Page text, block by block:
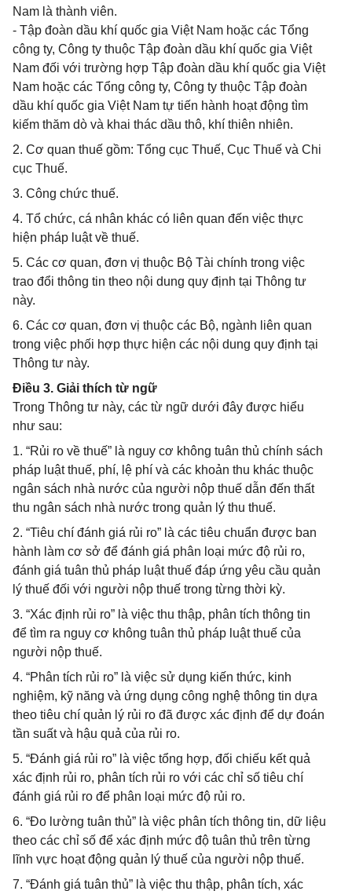
Nam là thành viên.
- Tập đoàn dầu khí quốc gia Việt Nam hoặc các Tổng
công ty, Công ty thuộc Tập đoàn dầu khí quốc gia Việt
Nam đối với trường hợp Tập đoàn dầu khí quốc gia Việt
Nam hoặc các Tổng công ty, Công ty thuộc Tập đoàn
dầu khí quốc gia Việt Nam tự tiến hành hoạt động tìm
kiếm thăm dò và khai thác dầu thô, khí thiên nhiên.
2. Cơ quan thuế gồm: Tổng cục Thuế, Cục Thuế và Chi
cục Thuế.
3. Công chức thuế.
4. Tổ chức, cá nhân khác có liên quan đến việc thực
hiện pháp luật về thuế.
5. Các cơ quan, đơn vị thuộc Bộ Tài chính trong việc
trao đổi thông tin theo nội dung quy định tại Thông tư
này.
6. Các cơ quan, đơn vị thuộc các Bộ, ngành liên quan
trong việc phối hợp thực hiện các nội dung quy định tại
Thông tư này.
Điều 3. Giải thích từ ngữ
Trong Thông tư này, các từ ngữ dưới đây được hiểu
như sau:
1. “Rủi ro về thuế” là nguy cơ không tuân thủ chính sách
pháp luật thuế, phí, lệ phí và các khoản thu khác thuộc
ngân sách nhà nước của người nộp thuế dẫn đến thất
thu ngân sách nhà nước trong quản lý thu thuế.
2. “Tiêu chí đánh giá rủi ro” là các tiêu chuẩn được ban
hành làm cơ sở để đánh giá phân loại mức độ rủi ro,
đánh giá tuân thủ pháp luật thuế đáp ứng yêu cầu quản
lý thuế đối với người nộp thuế trong từng thời kỳ.
3. “Xác định rủi ro” là việc thu thập, phân tích thông tin
để tìm ra nguy cơ không tuân thủ pháp luật thuế của
người nộp thuế.
4. “Phân tích rủi ro” là việc sử dụng kiến thức, kinh
nghiệm, kỹ năng và ứng dụng công nghệ thông tin dựa
theo tiêu chí quản lý rủi ro đã được xác định để dự đoán
tần suất và hậu quả của rủi ro.
5. “Đánh giá rủi ro” là việc tổng hợp, đối chiếu kết quả
xác định rủi ro, phân tích rủi ro với các chỉ số tiêu chí
đánh giá rủi ro để phân loại mức độ rủi ro.
6. “Đo lường tuân thủ” là việc phân tích thông tin, dữ liệu
theo các chỉ số để xác định mức độ tuân thủ trên từng
lĩnh vực hoạt động quản lý thuế của người nộp thuế.
7. “Đánh giá tuân thủ” là việc thu thập, phân tích, xác